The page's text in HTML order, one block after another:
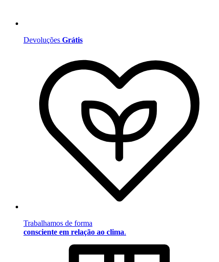
Devoluções Grátis
Trabalhamos de forma
consciente em relação ao clima.